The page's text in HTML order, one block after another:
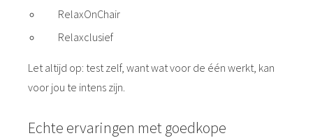
RelaxOnChair
Relaxclusief
Let altijd op: test zelf, want wat voor de één werkt, kan
voor jou te intens zijn.
Echte ervaringen met goedkope